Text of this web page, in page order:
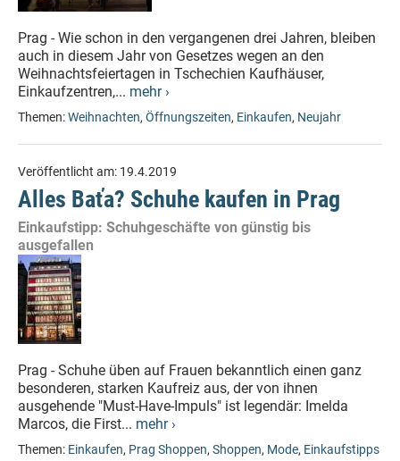
Prag - Wie schon in den vergangenen drei Jahren, bleiben
auch in diesem Jahr von Gesetzes wegen an den
Weihnachtsfeiertagen in Tschechien Kaufhäuser,
Einkaufzentren,... mehr ›
Themen:Weihnachten, Öffnungszeiten, Einkaufen, Neujahr
Veröffentlicht am: 19.4.2019
Alles Baťa? Schuhe kaufen in Prag
Einkaufstipp: Schuhgeschäfte von günstig bis
ausgefallen
Prag - Schuhe üben auf Frauen bekanntlich einen ganz
besonderen, starken Kaufreiz aus, der von ihnen
ausgehende "Must-Have-Impuls" ist legendär: Imelda
Marcos, die First... mehr ›
Themen: Einkaufen, Prag Shoppen, Shoppen, Mode, Einkaufstipps